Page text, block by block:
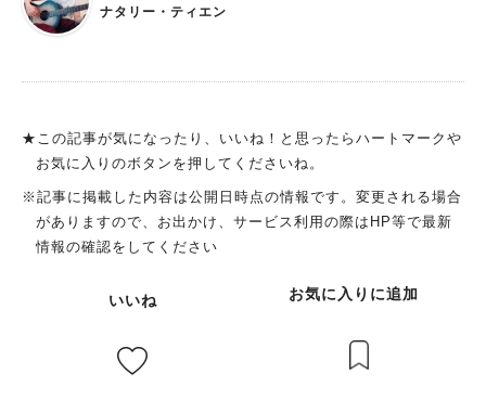
ナタリー・ティエン
★この記事が気になったり、いいね！と思ったらハートマークや
お気に入りのボタンを押してくださいね。
※記事に掲載した内容は公開日時点の情報です。変更される場合
がありますので、お出かけ、サービス利用の際はHP等で最新
情報の確認をしてください
いいね お気に入りに追加